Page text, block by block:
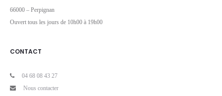
66000 – Perpignan
Ouvert tous les jours de 10h00 à 19h00
CONTACT
04 68 08 43 27
Nous contacter